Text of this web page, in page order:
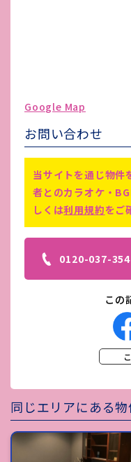
備考
Google Map
お問い合わせ
当サイトを通じ物件
者とのカラオケ・
しくは利用規約をご
0120-037-354
この
同じエリアにある物